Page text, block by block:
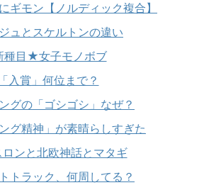
ギモン【ノルディック複合】
ュとスケルトンの違い
種目★女子モノボブ
「入賞」何位まで？
グの「ゴシゴシ」なぜ？
グ精神」が素晴らしすぎた
ンと北欧神話とマタギ
トラック、何周してる？